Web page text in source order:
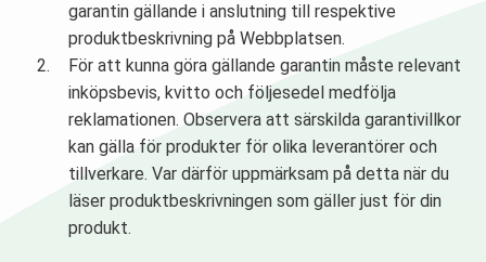
garantin gällande i anslutning till respektive
produktbeskrivning på Webbplatsen.
För att kunna göra gällande garantin måste relevant
inköpsbevis, kvitto och följesedel medfölja
reklamationen. Observera att särskilda garantivillkor
kan gälla för produkter för olika leverantörer och
tillverkare. Var därför uppmärksam på detta när du
läser produktbeskrivningen som gäller just för din
produkt.